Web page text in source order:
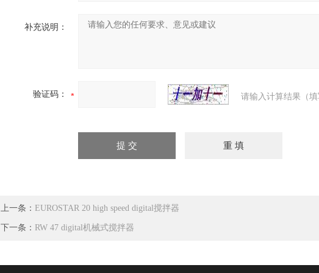
补充说明：
验证码： 请输入计算结果（
上一条： EUROSTAR 20 high speed digital搅拌器
下一条： RW 47 digital机械式搅拌器